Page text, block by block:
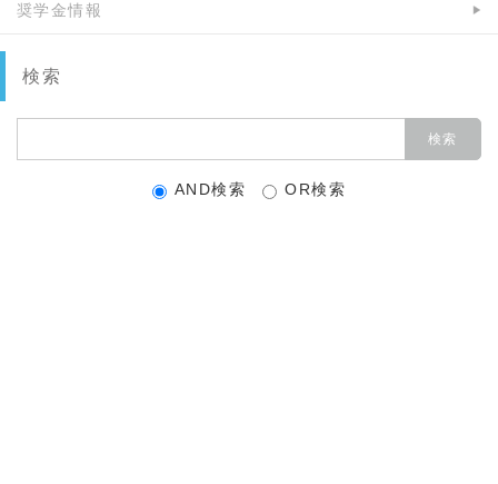
奨学金情報
検索
AND検索 OR検索